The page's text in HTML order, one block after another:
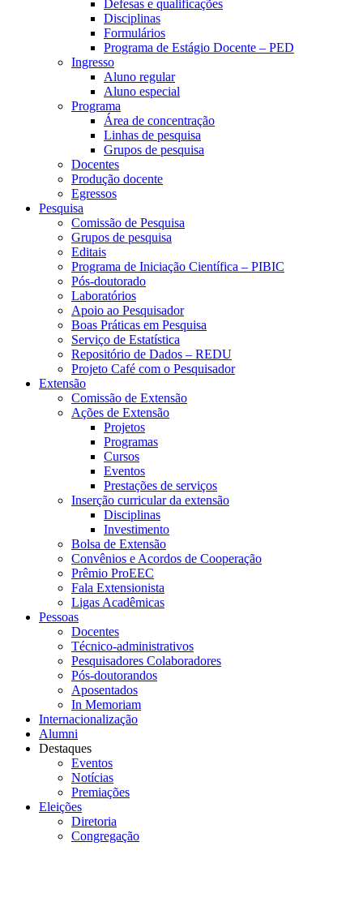
Defesas e qualificações
Disciplinas
Formulários
Programa de Estágio Docente – PED
Ingresso
Aluno regular
Aluno especial
Programa
Área de concentração
Linhas de pesquisa
Grupos de pesquisa
Docentes
Produção docente
Egressos
Pesquisa
Comissão de Pesquisa
Grupos de pesquisa
Editais
Programa de Iniciação Científica – PIBIC
Pós-doutorado
Laboratórios
Apoio ao Pesquisador
Boas Práticas em Pesquisa
Serviço de Estatística
Repositório de Dados – REDU
Projeto Café com o Pesquisador
Extensão
Comissão de Extensão
Ações de Extensão
Projetos
Programas
Cursos
Eventos
Prestações de serviços
Inserção curricular da extensão
Disciplinas
Investimento
Bolsa de Extensão
Convênios e Acordos de Cooperação
Prêmio ProEEC
Fala Extensionista
Ligas Acadêmicas
Pessoas
Docentes
Técnico-administrativos
Pesquisadores Colaboradores
Pós-doutorandos
Aposentados
In Memoriam
Internacionalização
Alumni
Destaques
Eventos
Notícias
Premiações
Eleições
Diretoria
Congregação